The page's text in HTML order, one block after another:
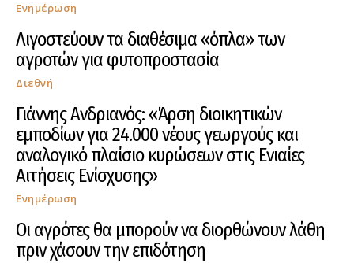
Ενημέρωση
Λιγοστεύουν τα διαθέσιμα «όπλα» των
αγροτών για φυτοπροστασία
Διεθνή
Γιάννης Ανδριανός: «Άρση διοικητικών
εμποδίων για 24.000 νέους γεωργούς και
αναλογικό πλαίσιο κυρώσεων στις Ενιαίες
Αιτήσεις Ενίσχυσης»
Ενημέρωση
Οι αγρότες θα μπορούν να διορθώνουν λάθη
πριν χάσουν την επιδότηση